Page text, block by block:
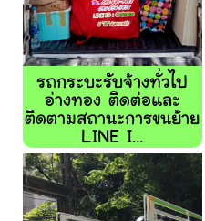
รถกระบะรับจ้างทั่วไป
อ่างทอง ติดต่อและ
ติดตามสถานะการขนย้าย
LINE I...